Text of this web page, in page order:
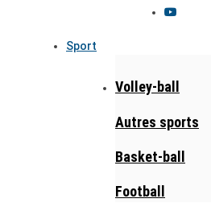
Sport
Volley-ball
Autres sports
Basket-ball
Football